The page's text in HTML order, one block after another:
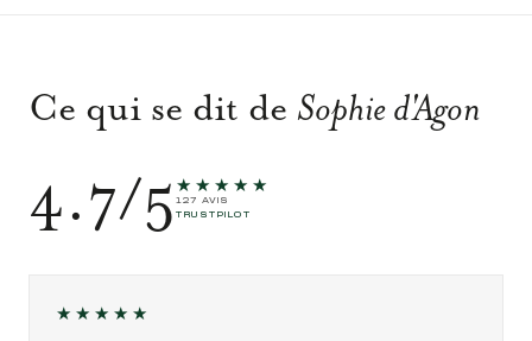
Ce qui se dit de Sophie d'Agon
4.7/5 ★★★★★
127 AVIS
TRUSTPILOT
★★★★★